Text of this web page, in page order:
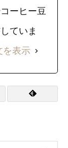
ーヒー豆
ていま
を表示